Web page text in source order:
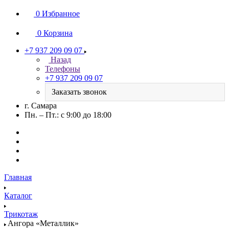
0 Избранное
0 Корзина
+7 937 209 09 07
Назад
Телефоны
+7 937 209 09 07
Заказать звонок
г. Самара
Пн. – Пт.: с 9:00 до 18:00
Главная
Каталог
Трикотаж
Ангора «Металлик»